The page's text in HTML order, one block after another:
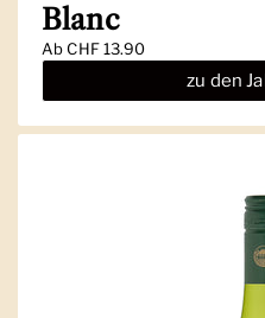
Blanc
AbCHF 13.90
zu den